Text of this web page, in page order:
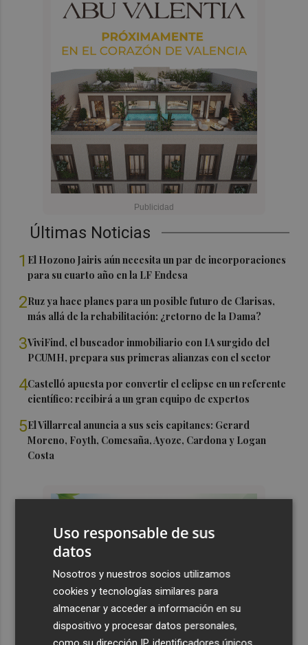
Últimas Noticias
1 El Hozono Jairis aún necesita un par de incorporaciones
para su cuarto año en la LF Endesa
2Ruz ya hace planes para un posible futuro de Clarisas,
más allá de la rehabilitación: ¿retorno de la Dama?
3ViviFind, el buscador inmobiliario con IA surgido del
PCUMH, prepara sus primeras alianzas con el sector
4Castelló apuesta por convertir el eclipse en un referente
científico: recibirá a un gran equipo de expertos
5El Villarreal anuncia a sus seis capitanes: Gerard
Moreno, Foyth, Comesaña, Ayoze, Cardona y Logan
Costa
Uso responsable de sus
datos
Nosotros y nuestros socios utilizamos
cookies y tecnologías similares para
almacenar y acceder a información en su
dispositivo y procesar datos personales,